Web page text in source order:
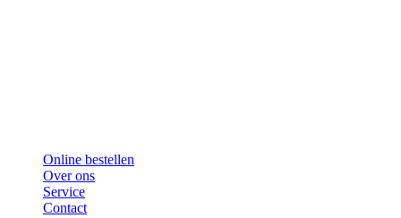
Online bestellen
Over ons
Service
Contact